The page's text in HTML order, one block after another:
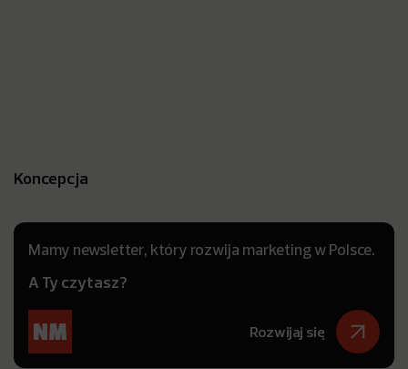
Koncepcja
Mamy newsletter, który rozwija marketing w Polsce.
A Ty czytasz?
Rozwijaj się